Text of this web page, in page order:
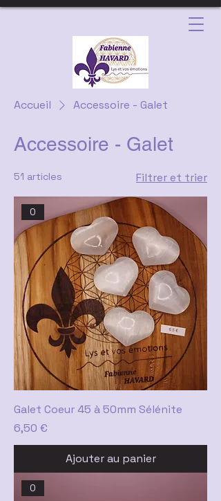
Accueil Accessoire - Galet
Accessoire - Galet
51 articles Filtrer et trier
0
Galet Coeur 45 à 50mm Sélénite
Prix
6,50 €
Ajouter au panier
0